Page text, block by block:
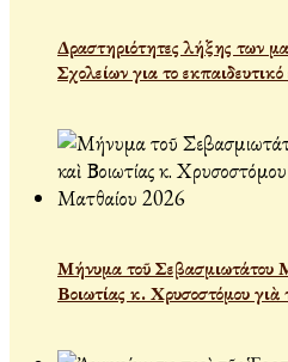
Δραστηριότητες λήξης των
Σχολείων για το
Μήνυμα τοῦ Σεβασμιωτάτου
Βοιωτίας κ. Χρυσοστόμου